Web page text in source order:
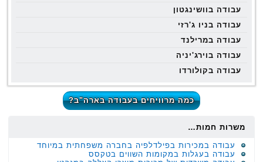
עבודה בוושינגטון
עבודה בניו ג'רזי
עבודה במרילנד
עבודה בוירג'יניה
עבודה בקולורדו
כמה מרוויחים בעבודה בארה"ב?
משרות חמות…
עבודה במכירות בפילדלפיה בחברה משפחתית במיוחד
עבודה בעגלות במקומות השווים בטקסס